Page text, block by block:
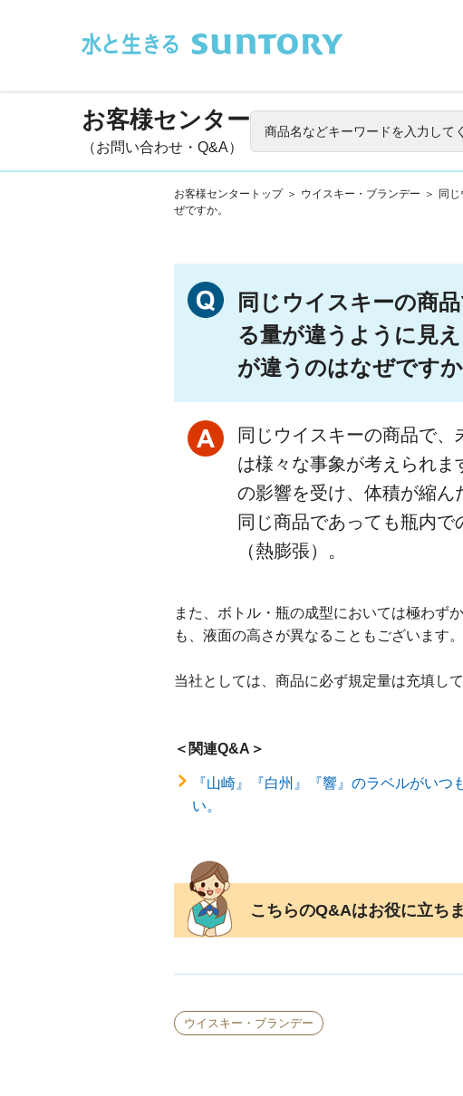
お客様センター
（お問い合わせ・Q&A）
お客様センタートップ ＞ ウイスキー・ブランデー ＞
同
ぜですか。
同じウイスキーの商
る量が違うように見
が違うのはなぜですか
同じウイスキーの商品で
は様々な事象が考えられ
の影響を受け、体積が縮ん
同じ商品であっても瓶内
（熱膨張）。
また、ボトル・瓶の成型においては極わず
も、液面の高さが異なることもございます。
当社としては、商品に必ず規定量は充填し
＜関連Q&A＞
『山崎』『白州』『響』のラベルがい
い。
こちらのQ&Aはお役に立ち
ウイスキー・ブランデー